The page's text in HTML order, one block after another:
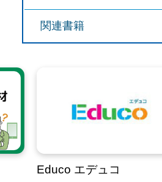
関連書籍
Educo エデュコ